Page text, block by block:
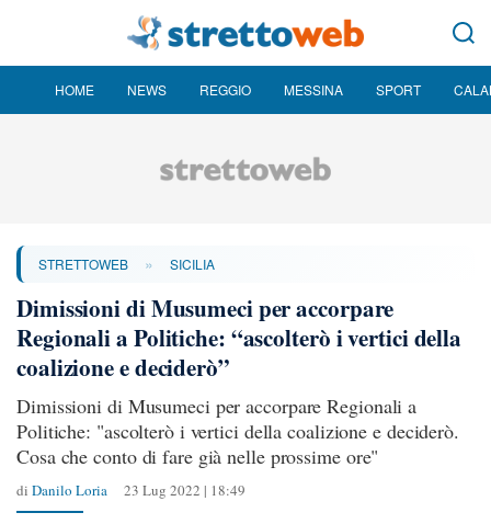
HOME NEWS REGGIO MESSINA SPORT
STRETTOWEB » SICILIA
Dimissioni di Musumeci per accorpare
Regionali a Politiche: “ascolterò i vertici della
coalizione e deciderò”
Dimissioni di Musumeci per accorpare Regionali a
Politiche: "ascolterò i vertici della coalizione e deciderò.
Cosa che conto di fare già nelle prossime ore"
di Danilo Loria 23 Lug 2022 | 18:49